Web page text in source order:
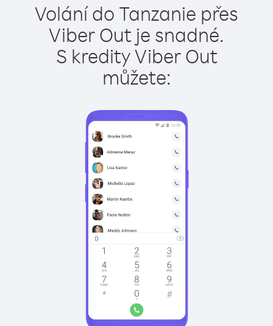
Volání do Tanzanie přes
Viber Out je snadné.
S kredity Viber Out
můžete: